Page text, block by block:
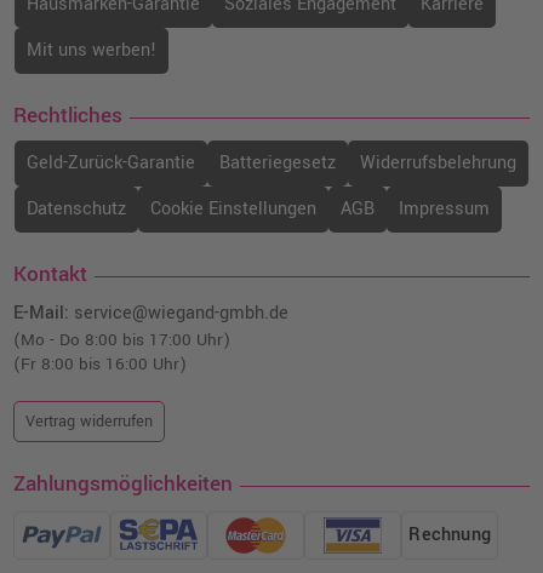
Mit uns werben!
Rechtliches
Geld-Zurück-Garantie Batteriegesetz
Widerrufsbelehrung
Datenschutz
Cookie Einstellungen AGB Impressum
Kontakt
E-Mail: service@wiegand-gmbh.de
(Mo - Do 8:00 bis 17:00 Uhr)
(Fr 8:00 bis 16:00 Uhr)
Vertrag widerrufen
Zahlungsmöglichkeiten
Rechnung